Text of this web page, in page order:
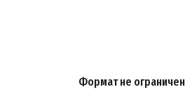
Формат не ограничен